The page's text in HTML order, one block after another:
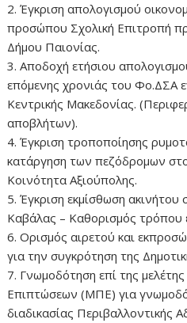
2. Έγκριση απολογισμού
προσώπου Σχολική Επιτροπή
Δήμου Παιονίας.
3. Αποδοχή ετήσιου
επόμενης χρονιάς του Φο.ΔΣΑ
Κεντρικής Μακεδονίας.
αποβλήτων).
4. Έγκριση τροποποίησης
κατάργηση των πεζόδρομων
Κοινότητα Αξιούπολης.
5. Έγκριση εκμίσθωση ακινήτου
Καβάλας – Καθορισμός τρόπου
6. Ορισμός αιρετού και
για την συγκρότηση της
7. Γνωμοδότηση επί της
Επιπτώσεων (ΜΠΕ) για
διαδικασίας Περιβαλλοντικής